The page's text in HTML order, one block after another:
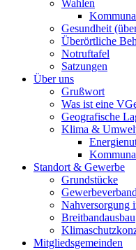
Wahlen
Gesundheit
Überörtliche
Notruftafel
Satzungen
Über uns
Grußwort
Was ist eine
Geografische
Klima &
Standort & Gewerbe
Grundstücke
Gewerbeverband
Nahversorgung
Breitbandausbau
Mitgliedsgemeinden